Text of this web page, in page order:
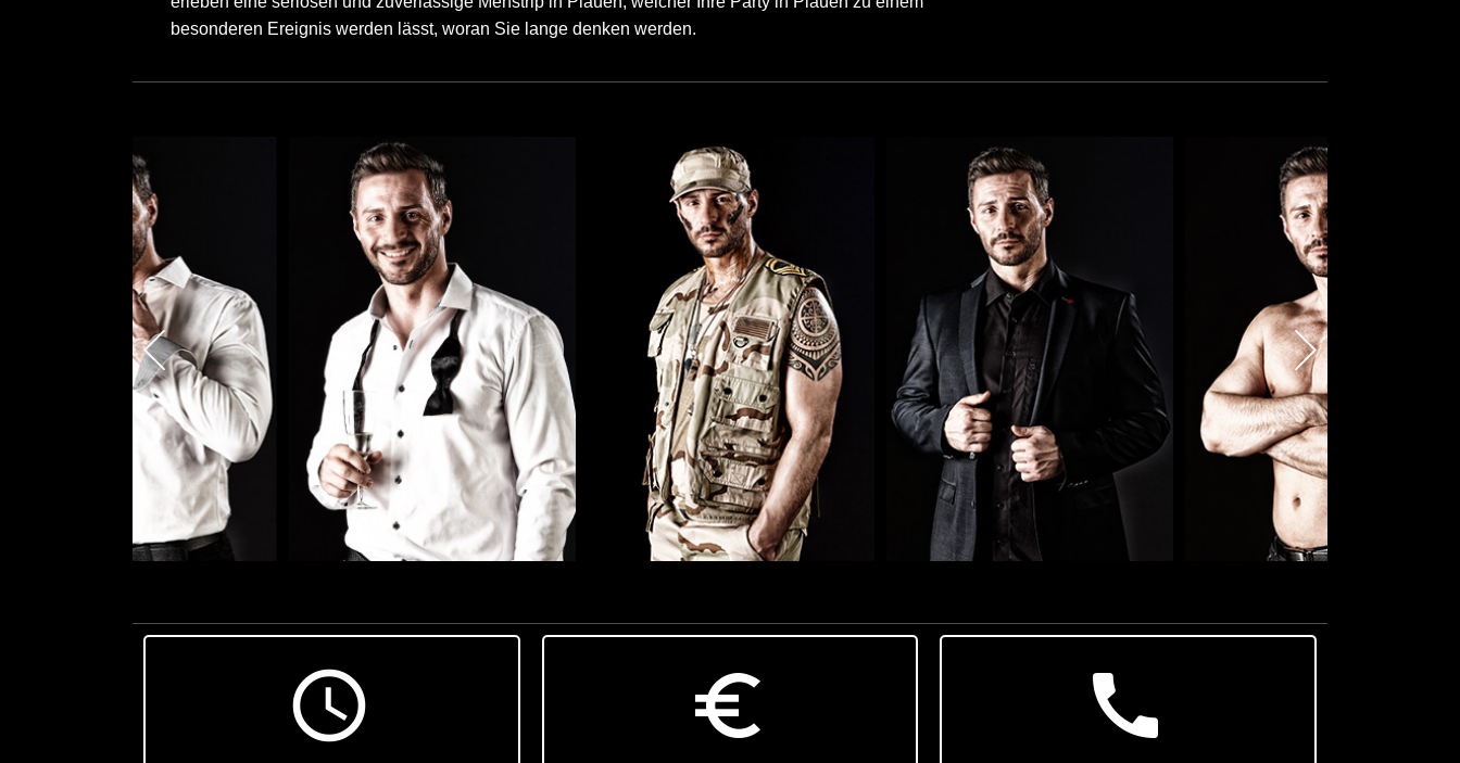
besonderen Ereignis werden lässt, woran Sie lange denken werden.
access_time euro_symbol call